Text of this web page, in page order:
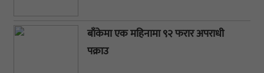
बाँकेमा एक महिनामा ९२ फरार अपराधी
पक्राउ